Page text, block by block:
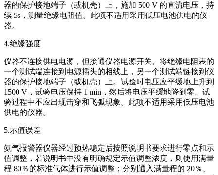
器的保护接地端子（或机壳）上，施加 500 V 的直流电压，持
续 5s，测量绝缘电阻值。此项不适用采用低压电池供电的仪
器。
4.绝缘强度
仪器不连接供电电源，但接通仪器电源开关。将绝缘电阻表的
一个测试端连接到电源插头的相线上，另一个测试端链接到仪
器的保护接地端子（或机壳）上。试验时电压应平缓地上升到
1500 V，试验电压保持 1 min，然后将电压平缓地降到零。试
验过程中不应出现击穿和飞弧现象。此项不适用采用低压电池
供电的仪器。
5.示值误差
氨气报警器仪器经过预热稳定后按照说明书要求进行零点和示
值调整，若说明书中没有明确规定示值调整浓度，则使用满量
程 80％的标准气体进行示值调整；分别通入满量程的 20％、